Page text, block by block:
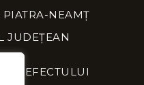
NEAMȚ
JUDEȚEAN
PREFECTULUI